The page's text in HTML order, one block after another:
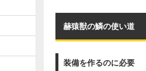
赫猿獣の鱗の使い道
装備を作るのに必要